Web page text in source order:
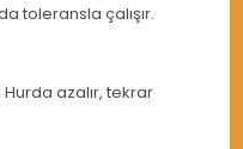
toleransla çalışır.
: Hurda azalır, tekrar